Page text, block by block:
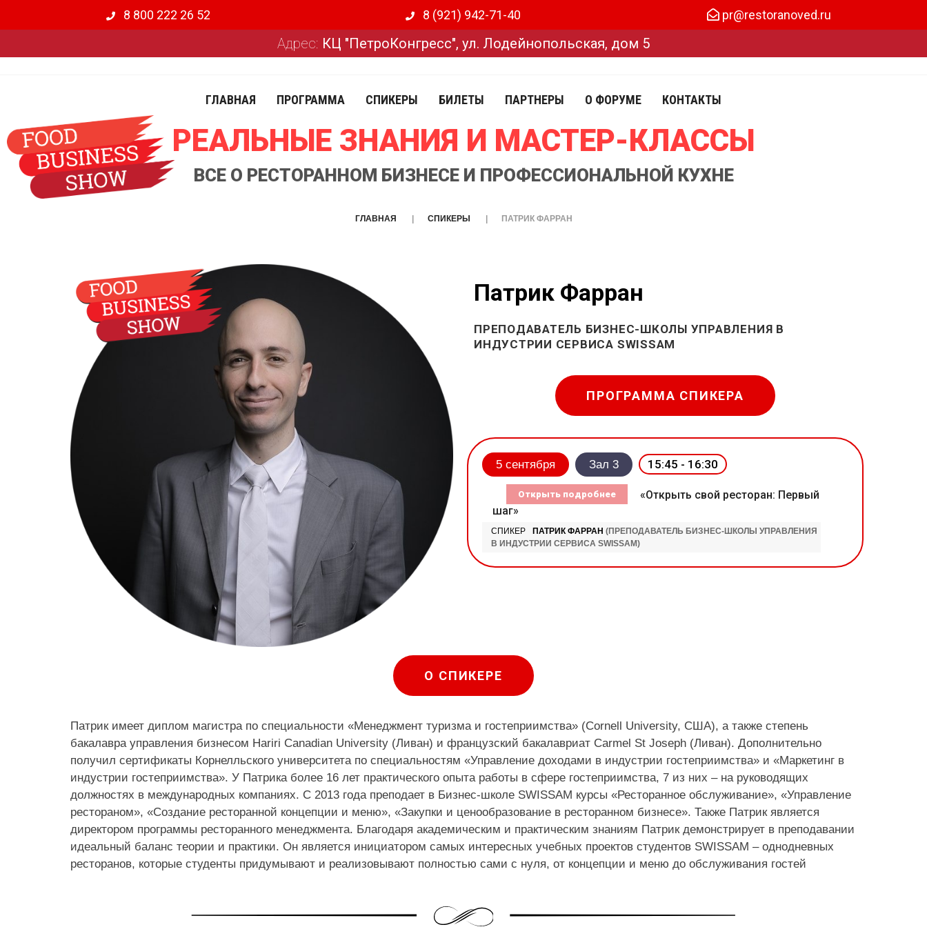
8 800 222 26 52 8 (921) 942-71-40 pr@restoranoved.ru
Адрес: КЦ "ПетроКонгресс", ул. Лодейнопольская, дом 5
ГЛАВНАЯ ПРОГРАММА СПИКЕРЫ БИЛЕТЫ ПАРТНЕРЫ О ФОРУМЕ КОНТАКТЫ
РЕАЛЬНЫЕ ЗНАНИЯ И МАСТЕР-КЛАССЫ
ВСЕ О РЕСТОРАННОМ БИЗНЕСЕ И ПРОФЕССИОНАЛЬНОЙ КУХНЕ
ГЛАВНАЯ СПИКЕРЫ ПАТРИК ФАРРАН
Патрик Фарран
ПРЕПОДАВАТЕЛЬ БИЗНЕС-ШКОЛЫ УПРАВЛЕНИЯ В
ИНДУСТРИИ СЕРВИСА SWISSAM
ПРОГРАММА СПИКЕРА
5 сентября Зал 3 15:45 - 16:30
«Открыть свой ресторан: Первый
шаг»
СПИКЕР ПАТРИК ФАРРАН (ПРЕПОДАВАТЕЛЬ БИЗНЕС-ШКОЛЫ УПРАВЛЕНИЯ
В ИНДУСТРИИ СЕРВИСА SWISSAM)
О СПИКЕРЕ
Патрик имеет диплом магистра по специальности «Менеджмент туризма и гостеприимства» (Cornell University, США), а также степень
бакалавра управления бизнесом Hariri Canadian University (Ливан) и французский бакалавриат Carmel St Joseph (Ливан). Дополнительно
получил сертификаты Корнелльского университета по специальностям «Управление доходами в индустрии гостеприимства» и «Маркетинг в
индустрии гостеприимства». У Патрика более 16 лет практического опыта работы в сфере гостеприимства, 7 из них – на руководящих
должностях в международных компаниях. С 2013 года преподает в Бизнес-школе SWISSAM курсы «Ресторанное обслуживание», «Управление
рестораном», «Создание ресторанной концепции и меню», «Закупки и ценообразование в ресторанном бизнесе». Также Патрик является
директором программы ресторанного менеджмента. Благодаря академическим и практическим знаниям Патрик демонстрирует в преподавании
идеальный баланс теории и практики. Он является инициатором самых интересных учебных проектов студентов SWISSAM – однодневных
ресторанов, которые студенты придумывают и реализовывают полностью сами с нуля, от концепции и меню до обслуживания гостей